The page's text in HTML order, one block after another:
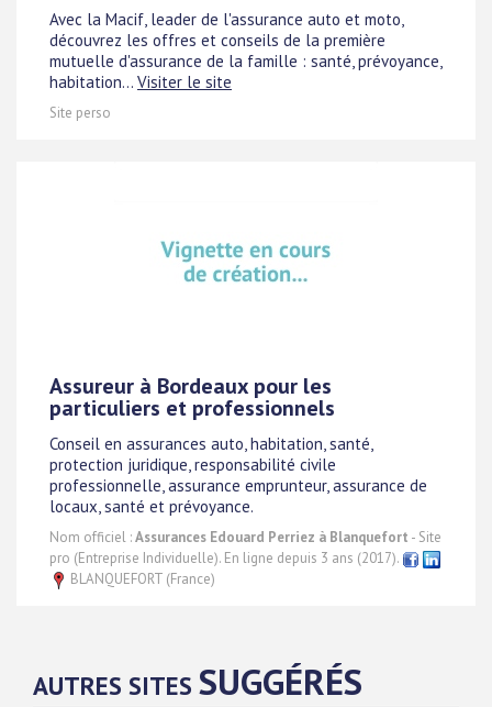
Avec la Macif, leader de l'assurance auto et moto,
découvrez les offres et conseils de la première
mutuelle d'assurance de la famille : santé, prévoyance,
habitation... Visiter le site
Site perso
Assureur à Bordeaux pour les
particuliers et professionnels
Conseil en assurances auto, habitation, santé,
protection juridique, responsabilité civile
professionnelle, assurance emprunteur, assurance de
locaux, santé et prévoyance.
Nom officiel :Assurances Edouard Perriez à Blanquefort - Site
pro (Entreprise Individuelle). En ligne depuis 3 ans (2017).
BLANQUEFORT (France)
AUTRES SITES SUGGÉRÉS